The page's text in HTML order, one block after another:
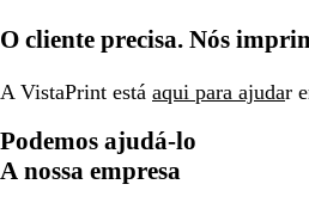
O cliente precisa. Nós
A VistaPrint está aqui para ajudar
Podemos ajudá-lo
A nossa empresa